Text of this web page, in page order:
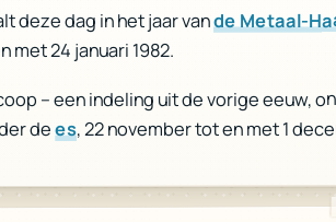
deze dag in het jaar vande Metaal-
met 24 januari 1982.
– een indeling uit de vorige eeuw,
dees, 22 november tot en met 1